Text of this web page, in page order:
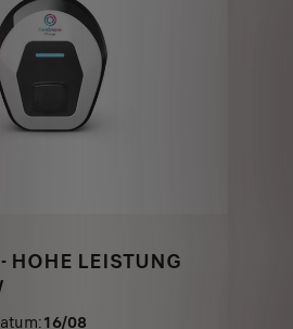
HOHE LEISTUNG
16/08